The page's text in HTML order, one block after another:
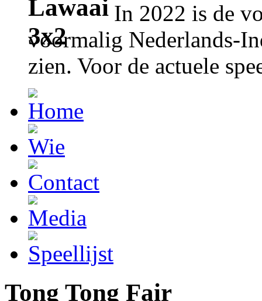
In 2022 is de
voormalig Nederlands-
zien. Voor de actuele
Tong Tong Fair